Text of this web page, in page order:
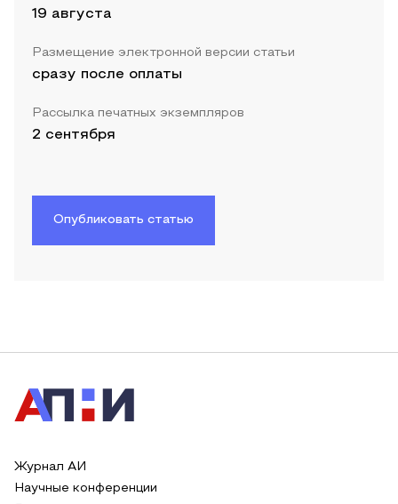
19 августа
Размещение электронной версии статьи
сразу после оплаты
Рассылка печатных экземпляров
2 сентября
Опубликовать статью
Журнал АИ
Научные конференции